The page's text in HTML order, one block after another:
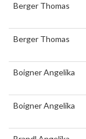
Berger Thomas
Berger Thomas
Boigner Angelika
Boigner Angelika